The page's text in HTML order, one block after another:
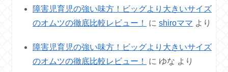
障害児育児の強い味方！ビッグより大きいサイズ
のオムツの徹底比較レビュー！
に shiroママ より
障害児育児の強い味方！ビッグより大きいサイズ
のオムツの徹底比較レビュー！
に ゆな より